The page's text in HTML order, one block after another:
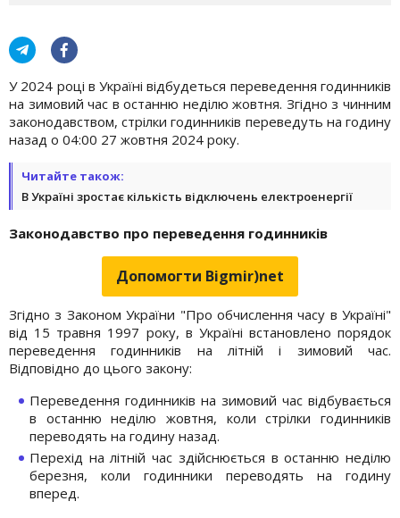
У 2024 році в Україні відбудеться переведення годинників
на зимовий час в останню неділю жовтня. Згідно з чинним
законодавством, стрілки годинників переведуть на годину
назад о 04:00 27 жовтня 2024 року.
Читайте також:
В Україні зростає кількість відключень електроенергії
Законодавство про переведення годинників
Допомогти Bigmir)net
Згідно з Законом України "Про обчислення часу в Україні"
від 15 травня 1997 року, в Україні встановлено порядок
переведення годинників на літній і зимовий час.
Відповідно до цього закону:
Переведення годинників на зимовий час відбувається
в останню неділю жовтня, коли стрілки годинників
переводять на годину назад.
Перехід на літній час здійснюється в останню неділю
березня, коли годинники переводять на годину
вперед.